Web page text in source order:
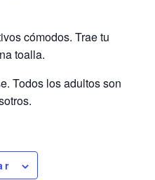
cómodos. Trae tu
toalla.
Todos los adultos son